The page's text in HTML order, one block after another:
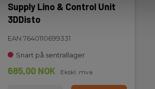
Supply Lino & Control Unit
3DDisto
EAN 7640110699331
Snart på sentrallager
685,00 NOK Ekskl. mva